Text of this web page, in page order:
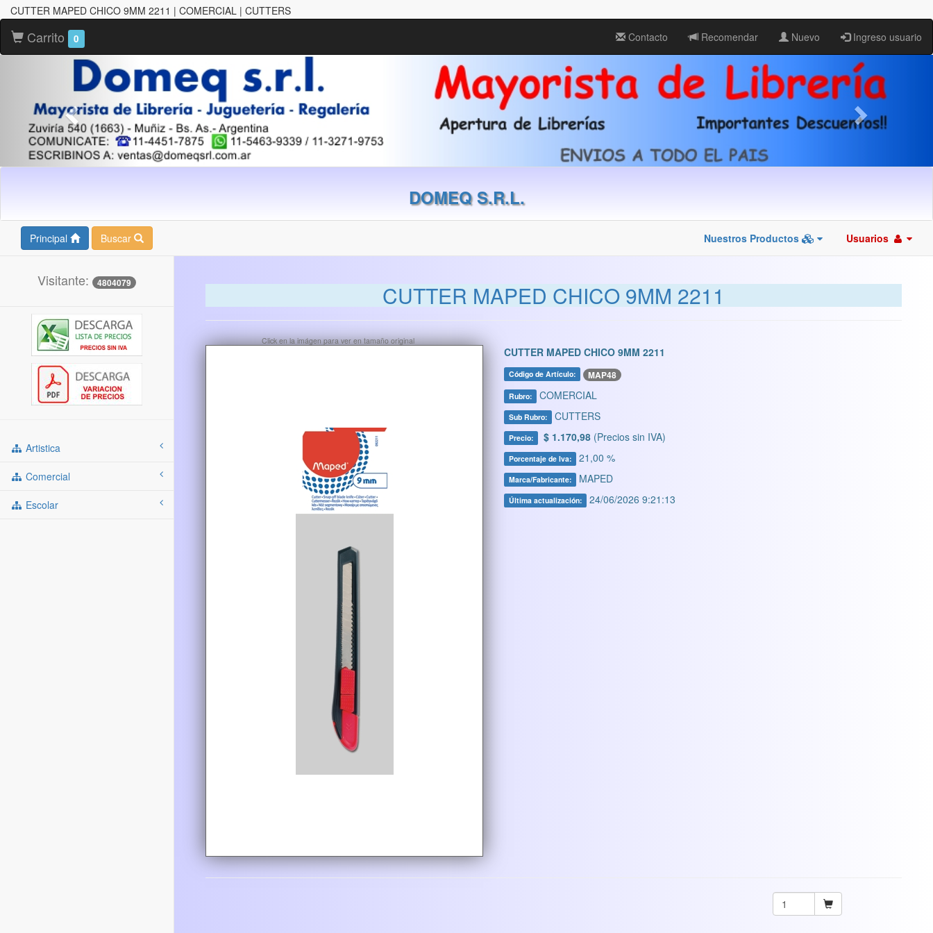
CUTTER MAPED CHICO 9MM 2211 | COMERCIAL | CUTTERS
Carrito 0 Contacto Recomendar Nuevo Ingreso usuario
DOMEQ S.R.L.
Principal Buscar Nuestros Productos Usuarios
Visitante: 4804079
Artistica
Comercial
Escolar
CUTTER MAPED CHICO 9MM 2211
Click en la imágen para ver en tamaño original
CUTTER MAPED CHICO 9MM 2211
Código de Artículo: MAP48
Rubro: COMERCIAL
Sub Rubro: CUTTERS
Precio: $ 1.170,98 (Precios sin IVA)
Porcentaje de Iva: 21,00 %
Marca/Fabricante: MAPED
Última actualización: 24/06/2026 9:21:13